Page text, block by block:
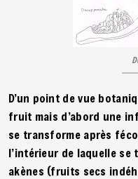
D’un point de vue
fruit mais d’abord une
se transforme après
l’intérieur de laquelle
akènes (fruits secs